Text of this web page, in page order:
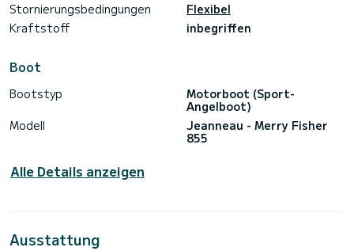
Stornierungsbedingungen
Flexibel
Kraftstoff
inbegriffen
Boot
Bootstyp
Motorboot (Sport-
Angelboot)
Modell
Jeanneau - Merry Fisher
855
Alle Details anzeigen
Ausstattung